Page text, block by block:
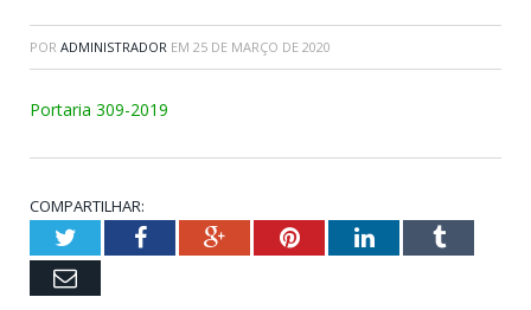
POR ADMINISTRADOR EM 25 DE MARÇO DE 2020
Portaria 309-2019
COMPARTILHAR:
TwitterFacebookGoogle+PinterestLinkedInTumblr
Email